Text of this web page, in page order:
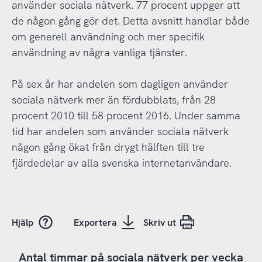
använder sociala nätverk. 77 procent uppger att
de någon gång gör det. Detta avsnitt handlar både
om generell användning och mer specifik
användning av några vanliga tjänster.
På sex år har andelen som dagligen använder
sociala nätverk mer än fördubblats, från 28
procent 2010 till 58 procent 2016. Under samma
tid har andelen som använder sociala nätverk
någon gång ökat från drygt hälften till tre
fjärdedelar av alla svenska internetanvändare.
Hjälp Exportera Skriv ut
Antal timmar på sociala nätverk per vecka